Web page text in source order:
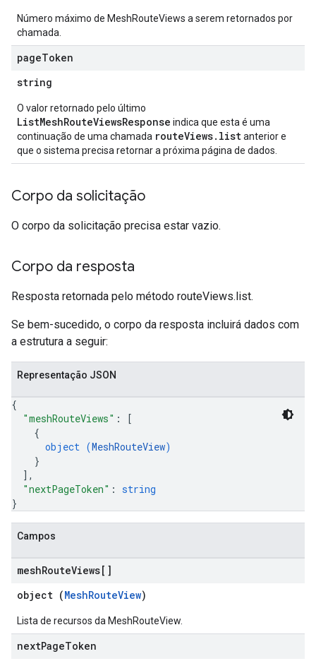
Número máximo de MeshRouteViews a serem retornados por
chamada.
pageToken
string
O valor retornado pelo último
ListMeshRouteViewsResponse indica que esta é uma
continuação de uma chamada routeViews.listanterior e
que o sistema precisa retornar a próxima página de dados.
Corpo da solicitação
O corpo da solicitação precisa estar vazio.
Corpo da resposta
Resposta retornada pelo método routeViews.list.
Se bem-sucedido, o corpo da resposta incluirá dados com
a estrutura a seguir:
Representação JSON
{
"meshRouteViews" :
[
{
object (MeshRouteView)
}
] ,
"nextPageToken" : string
}
Campos
meshRouteViews[]
object (MeshRouteView)
Lista de recursos da MeshRouteView.
nextPageToken